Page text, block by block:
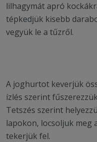
lilhagymát apró
tépkedjük kisebb
vegyük le a tűzről.
A joghurtot keverjük
ízlés szerint
Tetszés szerint
lapokon, locsoljuk meg
tekerjük fel.